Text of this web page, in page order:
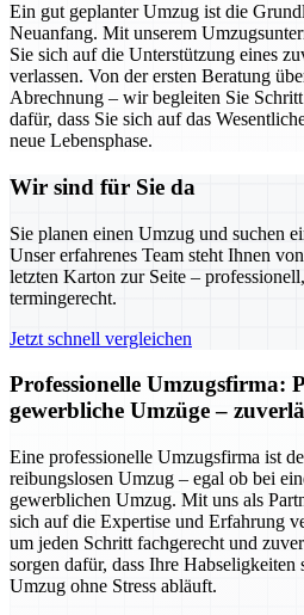
Ein gut geplanter Umzug ist die
Neuanfang. Mit unserem
Sie sich auf die Unterstützung eines
verlassen. Von der ersten Beratung
Abrechnung – wir begleiten Sie
dafür, dass Sie sich auf das
neue Lebensphase.
Wir sind für Sie da
Sie planen einen Umzug und suchen
Unser erfahrenes Team steht Ihnen
letzten Karton zur Seite –
termingerecht.
Jetzt schnell vergleichen
Professionelle Umzugsfirma:
gewerbliche Umzüge –
Eine professionelle Umzugsfirma ist
reibungslosen Umzug – egal ob bei
gewerblichen Umzug. Mit uns als
sich auf die Expertise und Erfahrung
um jeden Schritt fachgerecht und
sorgen dafür, dass Ihre
Umzug ohne Stress abläuft.